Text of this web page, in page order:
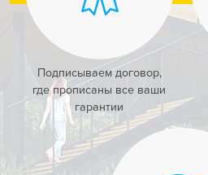
Подписываем договор,
где прописаны все ваши
гарантии